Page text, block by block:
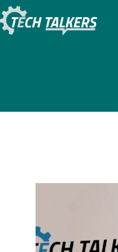
Zum
Inhalt
springen